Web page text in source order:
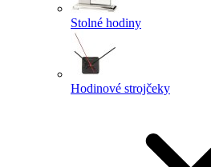
Stolné hodiny
Hodinové strojčeky